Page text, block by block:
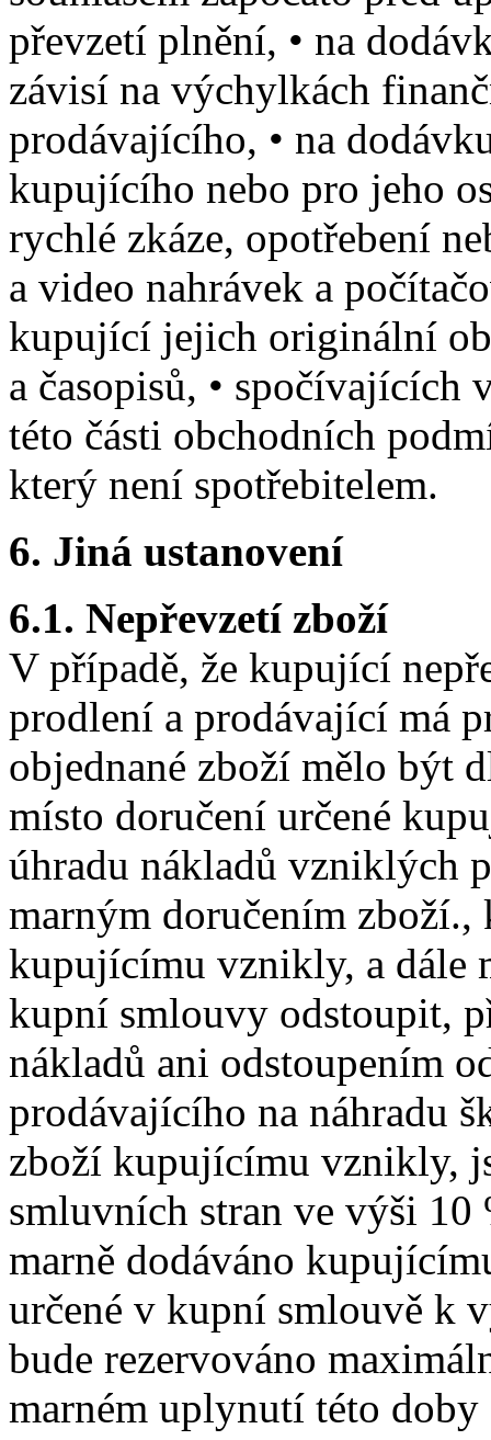
převzetí plnění, • na
závisí na výchylkách
prodávajícího, • na
kupujícího nebo pro jeho
rychlé zkáze, opotřebení
a video nahrávek a
kupující jejich originální
a časopisů, • spočívajících
této části obchodních
který není spotřebitelem.
6. Jiná ustanovení
6.1. Nepřevzetí zboží
V případě, že kupující
prodlení a prodávající má
objednané zboží mělo být
místo doručení určené
úhradu nákladů vzniklých
marným doručením zboží.,
kupujícímu vznikly, a dále
kupní smlouvy odstoupit,
nákladů ani odstoupením
prodávajícího na náhradu
zboží kupujícímu vznikly,
smluvních stran ve výši
marně dodáváno
určené v kupní smlouvě k
bude rezervováno
marném uplynutí této